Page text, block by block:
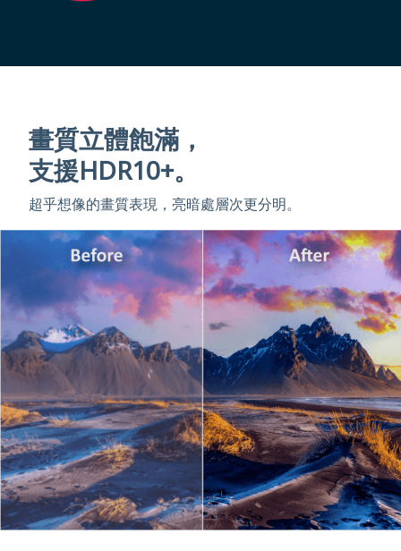
畫質立體飽滿，
支援HDR10+。
超乎想像的畫質表現，亮暗處層次更分明。